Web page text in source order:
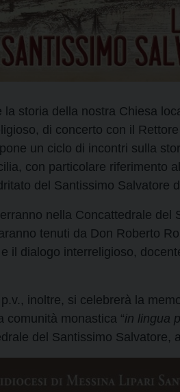
la storia della nostra Chiesa
di concerto con il
un ciclo di incontri sulla
con particolare riferimento
del Santissimo Salvatore
nella Concattedrale
tenuti da Don Roberto
e il dialogo interreligioso,
inoltre, si celebrerà la
comunità monastica “in lingua
del Santissimo Salvatore,